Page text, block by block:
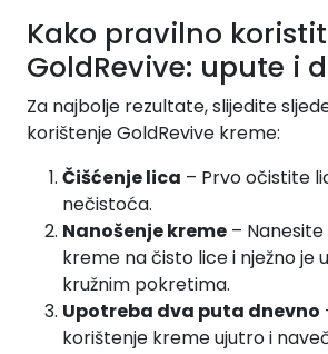
Kako pravilno
GoldRevive: upute i
Za najbolje rezultate, slijedite
korištenje GoldRevive kreme:
Čišćenje lica – Prvo očistite
nečistoća.
Nanošenje kreme –
kreme na čisto lice i nježno je
kružnim pokretima.
Upotreba dva puta dnevno
korištenje kreme ujutro i